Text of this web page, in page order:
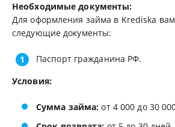
Необходимые документы:
Для оформления займа в Krediska
следующие документы:
Паспорт гражданина РФ.
Условия:
Сумма займа: от 4 000 до 30